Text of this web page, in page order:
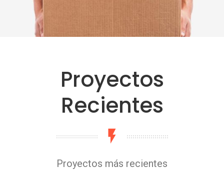
Proyectos
Recientes
Proyectos más recientes